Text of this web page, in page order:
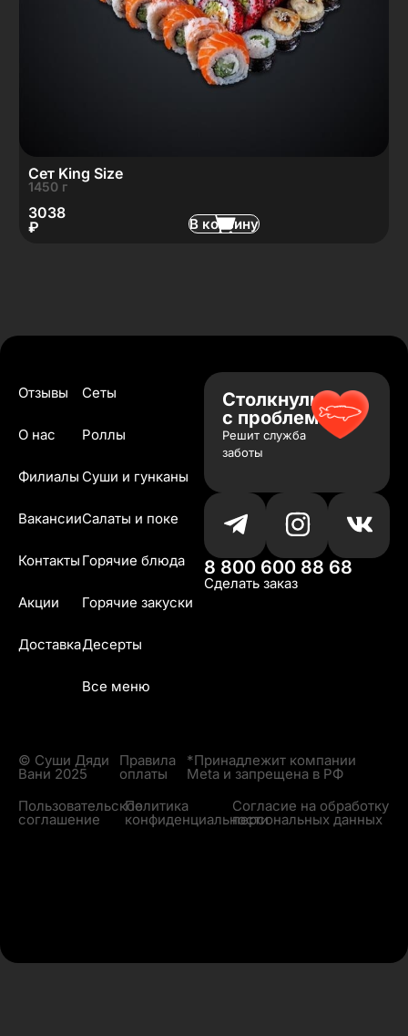
Сет King Size
1450 г
3038
₽
В корзину
Отзывы
О нас
Филиалы
Вакансии
Контакты
Акции
Доставка
Сеты
Роллы
Суши и гунканы
Салаты и поке
Горячие блюда
Горячие закуски
Десерты
Все меню
Столкнулись
с проблемой?
Решит служба
заботы
8 800 600 88 68
Сделать заказ
© Суши Дяди
Вани 2025
Правила
оплаты
*Принадлежит компании
Meta и запрещена в РФ
Пользовательское
соглашение
Политика
конфиденциальности
Согласие на обработку
персональных данных